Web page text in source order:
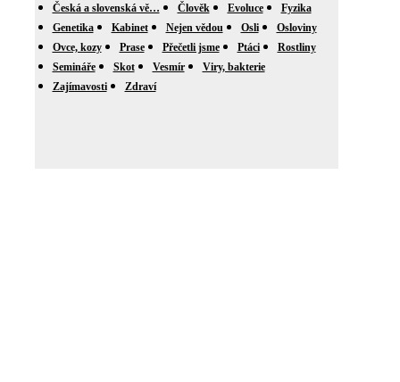
Česká a slovenská vě…
Člověk Evoluce
Fyzika
Genetika
Kabinet Nejen vědou Osli
Osloviny
Ovce, kozy
Prase Přečetli jsme Ptáci
Rostliny
Semináře
Skot Vesmír
Viry, bakterie
Zajímavosti
Zdraví